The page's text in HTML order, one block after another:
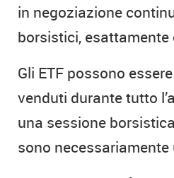
in negoziazione
borsistici, esattamente
Gli ETF possono
venduti durante tutto
una sessione
sono necessariamente